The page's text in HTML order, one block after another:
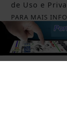
Você pode
de Uso e
PARA MAIS
CLICANDO AQUI